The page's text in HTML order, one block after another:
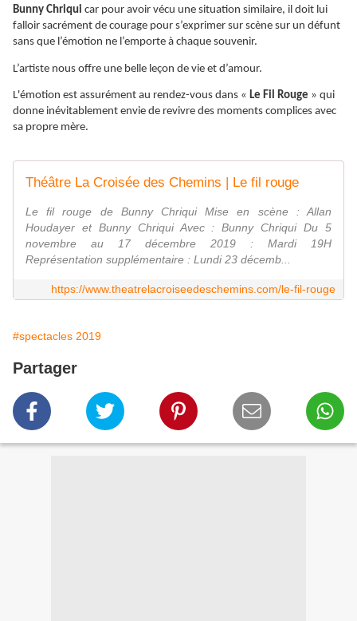
Bunny Chriqui car pour avoir vécu une situation similaire, il doit lui
falloir sacrément de courage pour s’exprimer sur scène sur un défunt
sans que l’émotion ne l’emporte à chaque souvenir.
L’artiste nous offre une belle leçon de vie et d’amour.
L'émotion est assurément au rendez-vous dans « Le Fil Rouge » qui
donne inévitablement envie de revivre des moments complices avec
sa propre mère.
Théâtre La Croisée des Chemins | Le fil rouge
Le fil rouge de Bunny Chriqui Mise en scène : Allan
Houdayer et Bunny Chriqui Avec : Bunny Chriqui Du 5
novembre au 17 décembre 2019 : Mardi 19H
Représentation supplémentaire : Lundi 23 décemb...
https://www.theatrelacroiseedeschemins.com/le-fil-rouge
#spectacles 2019
Partager